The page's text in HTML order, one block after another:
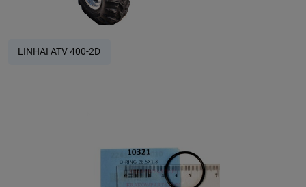
LINHAI ATV 400-2D